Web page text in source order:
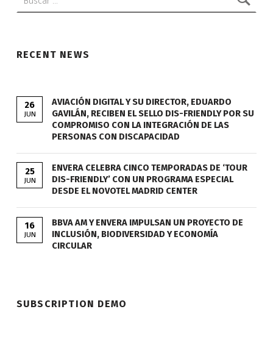
RECENT NEWS
26
JUN
AVIACIÓN DIGITAL Y SU DIRECTOR, EDUARDO
GAVILÁN, RECIBEN EL SELLO DIS-FRIENDLY POR SU
COMPROMISO CON LA INTEGRACIÓN DE LAS
PERSONAS CON DISCAPACIDAD
25
JUN
ENVERA CELEBRA CINCO TEMPORADAS DE ‘TOUR
DIS-FRIENDLY’ CON UN PROGRAMA ESPECIAL
DESDE EL NOVOTEL MADRID CENTER
16
JUN
BBVA AM Y ENVERA IMPULSAN UN PROYECTO DE
INCLUSIÓN, BIODIVERSIDAD Y ECONOMÍA
CIRCULAR
SUBSCRIPTION DEMO